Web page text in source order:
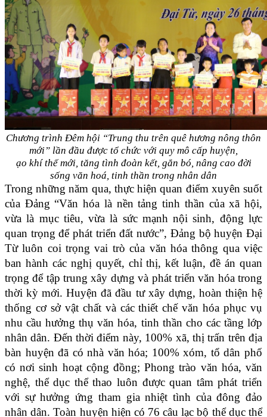
Chương trình Đêm hội “Trung thu trên quê hương nông thôn
mới” lần đầu được tổ chức với quy mô cấp huyện,
ạo khí thế mới, tăng tình đoàn kết, gắn bó, nâng cao đời
sống văn hoá, tinh thần trong nhân dân
Trong những năm qua, thực hiện quan điểm xuyên suốt
của Đảng “Văn hóa là nền tảng tinh thần của xã hội,
vừa là mục tiêu, vừa là sức mạnh nội sinh, động lực
quan trọng để phát triển đất nước”, Đảng bộ huyện Đại
Từ luôn coi trọng vai trò của văn hóa thông qua việc
ban hành các nghị quyết, chỉ thị, kết luận, đề án quan
trọng để tập trung xây dựng và phát triển văn hóa trong
thời kỳ mới. Huyện đã đầu tư xây dựng, hoàn thiện hệ
thống cơ sở vật chất và các thiết chế văn hóa phục vụ
nhu cầu hưởng thụ văn hóa, tinh thần cho các tầng lớp
nhân dân. Đến thời điểm này, 100% xã, thị trấn trên địa
bàn huyện đã có nhà văn hóa; 100% xóm, tổ dân phố
có nơi sinh hoạt cộng đồng; Phong trào văn hóa, văn
nghệ, thể dục thể thao luôn được quan tâm phát triển
với sự hưởng ứng tham gia nhiệt tình của đông đảo
nhân dân. Toàn huyện hiện có 76 câu lạc bộ thể dục thể